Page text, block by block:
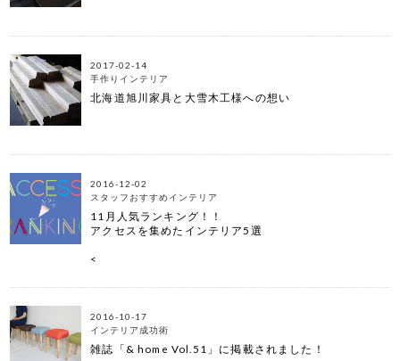
2017-02-14
手作りインテリア
北海道旭川家具と大雪木工様への想い
2016-12-02
スタッフおすすめインテリア
11月人気ランキング！！
アクセスを集めたインテリア5選
<
2016-10-17
インテリア成功術
雑誌「& home Vol.51」に掲載されました！